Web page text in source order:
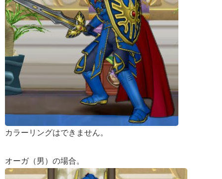
カラーリングはできません。
オーガ（男）の場合。